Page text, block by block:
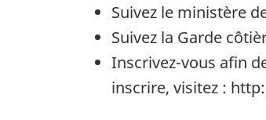
Suivez le ministère
Suivez la Garde
Inscrivez-vous afin
inscrire, visitez :